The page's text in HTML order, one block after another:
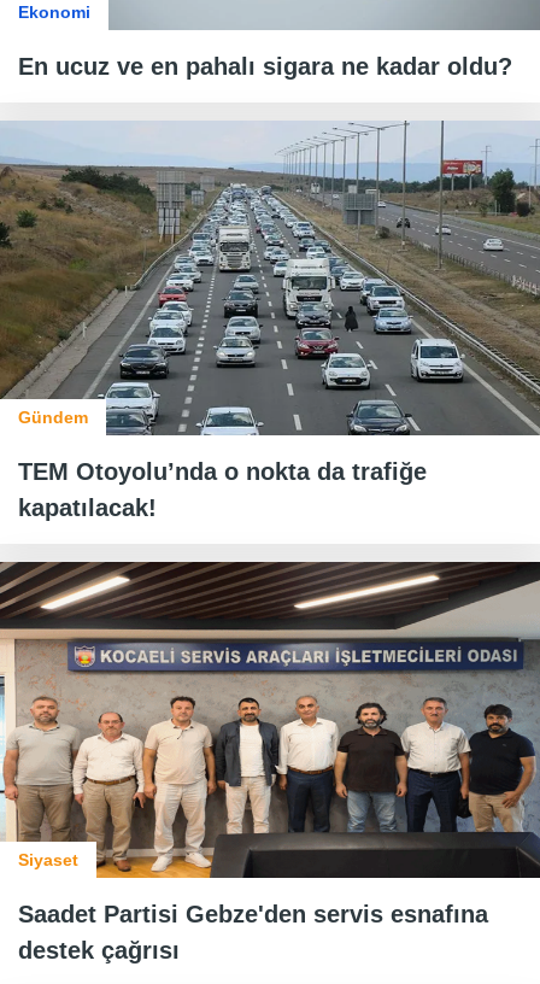
Ekonomi
En ucuz ve en pahalı sigara ne kadar oldu?
Gündem
TEM Otoyolu’nda o nokta da trafiğe
kapatılacak!
Siyaset
Saadet Partisi Gebze'den servis esnafına
destek çağrısı